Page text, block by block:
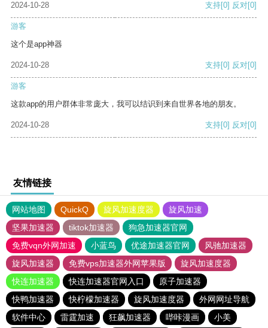
2024-10-28 支持[0] 反对[0]
游客
这个是app神器
2024-10-28 支持[0] 反对[0]
游客
这款app的用户群体非常庞大，我可以结识到来自世界各地的朋友。
2024-10-28 支持[0] 反对[0]
友情链接
网站地图 QuickQ 旋风加速度器
旋风加速
坚果加速器
tiktok加速器
狗急加速器官网
免费vqn外网加速
小蓝鸟 优途加速器官网
风驰加速器
旋风加速器
免费vps加速器外网苹果版
旋风加速度器
快连加速器
快连加速器官网入口
原子加速器
快鸭加速器
快柠檬加速器 旋风加速度器
外网网址导航
软件中心
雷霆加速 狂飙加速器 哔咔漫画 小美